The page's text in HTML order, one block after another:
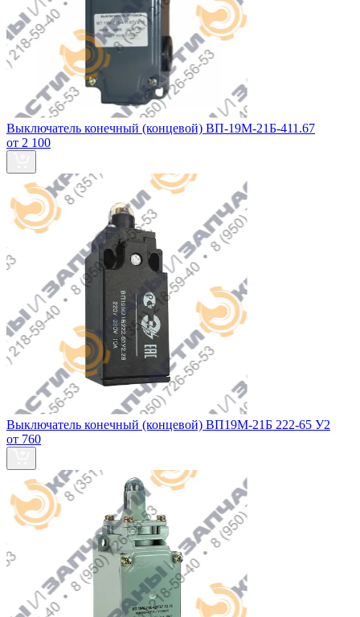
Выключатель конечный (концевой) ВП-19М-21Б-411.67
от 2 100
Выключатель конечный (концевой) ВП19М-21Б 222-65 У2
от 760